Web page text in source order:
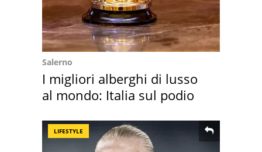
Salerno
I migliori alberghi di lusso
al mondo: Italia sul podio
LIFESTYLE